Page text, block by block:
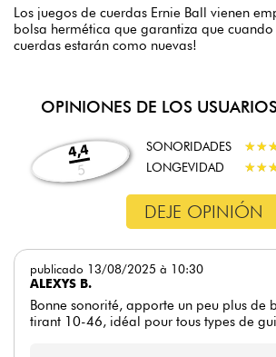
Los juegos de cuerdas Ernie Ball vienen
bolsa hermética que garantiza que cuando
cuerdas estarán como nuevas!
OPINIONES DE LOS
4,4
5
SONORIDADES ★★
★★
LONGEVIDAD
★★
★★
DEJE OPINIÓN
publicado 13/08/2025 à 10:30
ALEXYS B.
Bonne sonorité, apporte un peu plus de
tirant 10-46, idéal pour tous types de